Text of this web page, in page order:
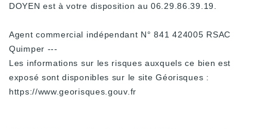
DOYEN est à votre disposition au 06.29.86.39.19.
Agent commercial indépendant N° 841 424005 RSAC
Quimper ---
Les informations sur les risques auxquels ce bien est
exposé sont disponibles sur le site Géorisques :
https://www.georisques.gouv.fr